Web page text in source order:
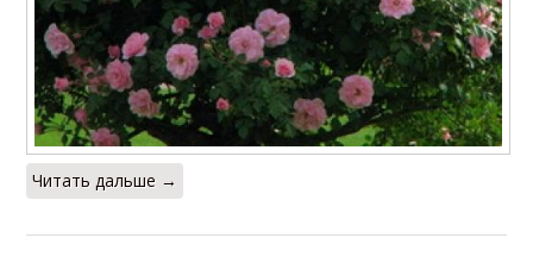
Читать дальше →